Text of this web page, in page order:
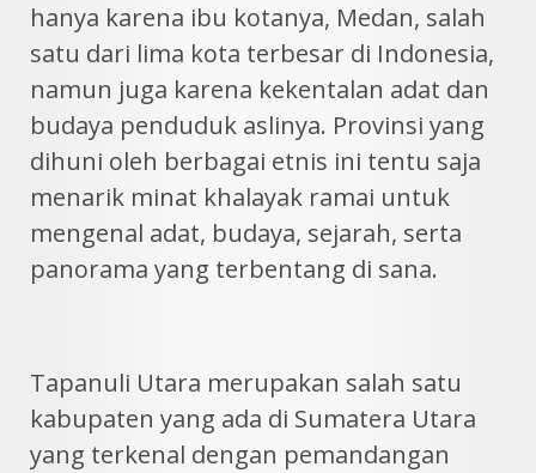
hanya karena ibu kotanya, Medan, salah
satu dari lima kota terbesar di Indonesia,
namun juga karena kekentalan adat dan
budaya penduduk aslinya. Provinsi yang
dihuni oleh berbagai etnis ini tentu saja
menarik minat khalayak ramai untuk
mengenal adat, budaya, sejarah, serta
panorama yang terbentang di sana.
Tapanuli Utara merupakan salah satu
kabupaten yang ada di Sumatera Utara
yang terkenal dengan pemandangan